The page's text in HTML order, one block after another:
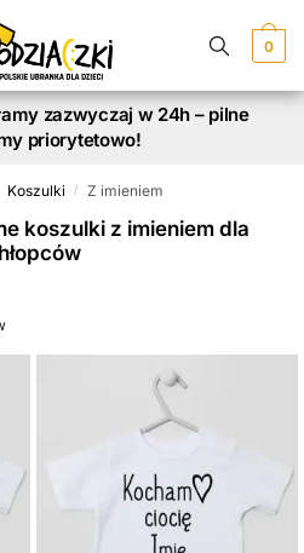
0
zazwyczaj w 24h – pilne
priorytetowo!
Koszulki / Z imieniem
koszulki z imieniem dla